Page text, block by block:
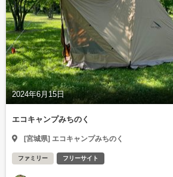
2024年6月15日
エコキャンプみちのく
[宮城県] エコキャンプみちのく
ファミリー フリーサイト